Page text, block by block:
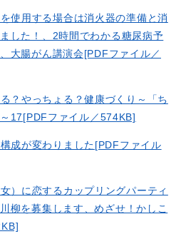
使用する場合は消火器の準備と消
した！、2時間でわかる糖尿病予
大腸がん講演会[PDFファイル／
？やっちょる？健康づくり～「ち
17[PDFファイル／574KB]
成が変わりました[PDFファイル
）に恋するカップリングパーティ
柳を募集します、めざせ！かしこ